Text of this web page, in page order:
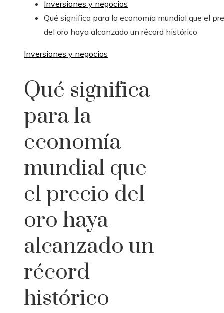
Inversiones y negocios
Qué significa para la economía mundial que el
del oro haya alcanzado un récord histórico
Inversiones y negocios
Qué significa
para la
economía
mundial que
el precio del
oro haya
alcanzado un
récord
histórico